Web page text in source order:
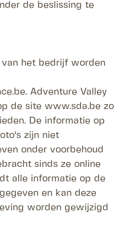
de beslissing te
het bedrijf worden
Adventure Valley
de site www.sda.be zo
De informatie op
zijn niet
onder voorbehoud
sinds ze online
alle informatie op de
en kan deze
worden gewijzigd